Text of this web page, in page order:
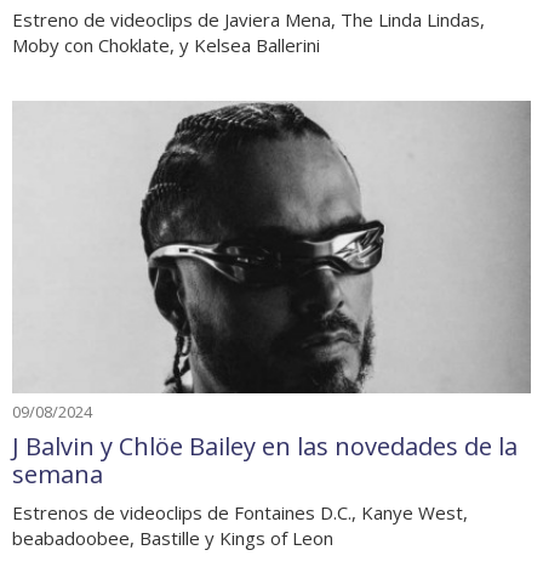
Estreno de videoclips de Javiera Mena, The Linda Lindas,
Moby con Choklate, y Kelsea Ballerini
09/08/2024
J Balvin y Chlöe Bailey en las novedades de la
semana
Estrenos de videoclips de Fontaines D.C., Kanye West,
beabadoobee, Bastille y Kings of Leon